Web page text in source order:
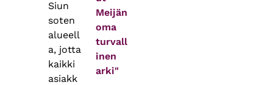
Siun
soten
alueell
a, jotta
kaikki
asiakk
Meijän
oma
turvall
inen
arki"